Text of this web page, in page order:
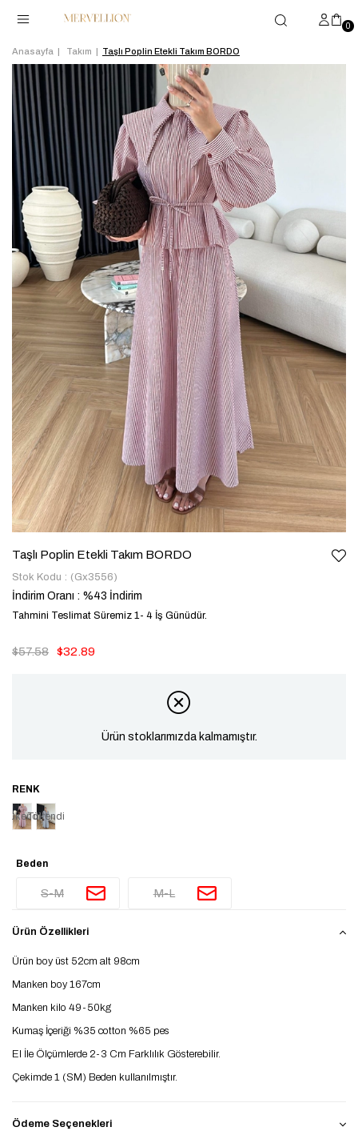
0
Anasayfa Takım Taşlı Poplin Etekli Takım BORDO
Taşlı Poplin Etekli Takım BORDO
Stok Kodu (Gx3556)
İndirim Oranı : %43 İndirim
Tahmini Teslimat Süremiz 1- 4 İş Günüdür.
$57.58 $32.89
Ürün stoklarımızda kalmamıştır.
TükendiTükendi
Beden
S-M M-L
Ürün Özellikleri
Ürün boy üst 52cm alt 98cm
Manken boy 167cm
Manken kilo 49-50kg
Kumaş İçeriği %35 cotton %65 pes
El İle Ölçümlerde 2-3 Cm Farklılık Gösterebilir.
Çekimde 1 (SM) Beden kullanılmıştır.
Ödeme Seçenekleri